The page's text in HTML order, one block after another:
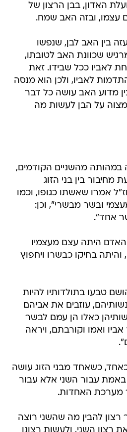
האדון, בבן הרצון של
עצמו, ובזה האב שמח.
בין האב לבן, שנפשו
שכוונת האב לטובתו,
לאביו ככל שבידו. זאת
לאביו, ולכן הוא מנסה
מדוע האב עושה כל דבר
על הבן לעשות מה
במהותה מהשניים הקודמים,
מחיבור בין בני הזוג
אמרו שאשתו כגופו, וכמו
ובשר מבשרי", וכן:
אחד".
היתה עצם מעצמיו
בחיקו כבשרו ויחפוץ
טבעו בתולדותיו להיות
עוזבים את אביהם
כאלו הן עמם לבשר
ואמו וקורבתם, ויראה
כשאחד מבני הזוג עושה
באמת עבור השני אלא עבור
מערכת האחדות.
רצון להבין מה שהשני רוצה
רצון השני, ולעשות רצונו